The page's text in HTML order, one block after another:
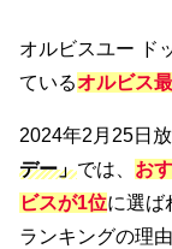
オルビスユー ド
ているオルビス
2024年2月25日
デー」では、 お
ビスが1位に選ば
ランキングの理由